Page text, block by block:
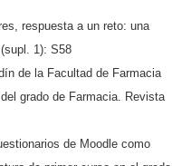
respuesta a un reto: una
1): S58
de la Facultad de Farmacia
grado de Farmacia. Revista
de Moodle como